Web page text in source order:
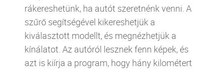
rákereshetünk, ha autót szeretnénk venni. A
szűrő segítségével kikereshetjük a
kiválasztott modellt, és megnézhetjük a
kínálatot. Az autóról lesznek fenn képek, és
azt is kiírja a program, hogy hány kilométert